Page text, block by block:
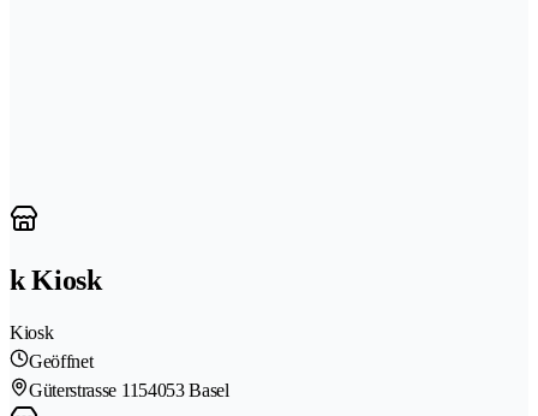
k Kiosk
Kiosk
Geöffnet
Güterstrasse 1154053 Basel